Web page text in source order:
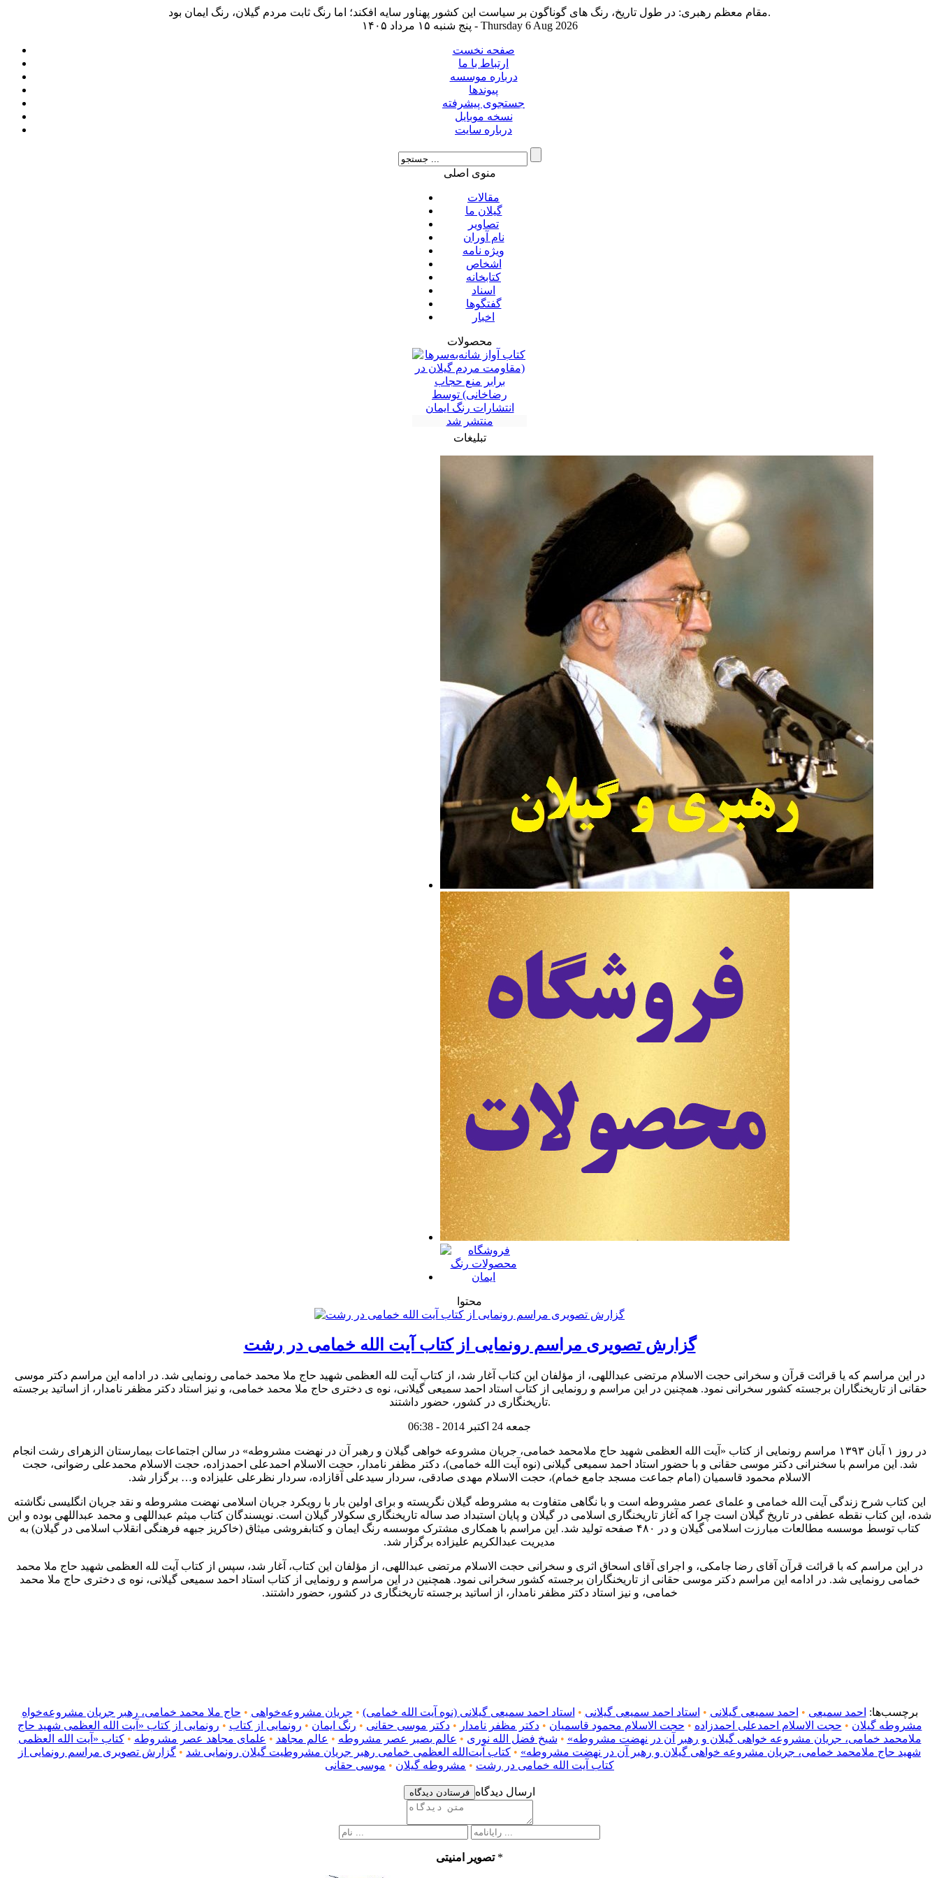
مقام معظم رهبری: در طول تاریخ، رنگ های گوناگون بر سیاست این کشور پهناور سایه افکند؛ اما رنگ ثابت مردم گیلان، رنگ ایمان بود.
پنج شنبه ۱۵ مرداد ۱۴۰۵ - Thursday 6 Aug 2026
صفحه نخست
ارتباط با ما
درباره موسسه
پیوندها
جستجوی پیشرفته
نسخه موبایل
درباره سایت
منوی اصلی
مقالات
گیلان ما
تصاویر
نام آوران
ویژه نامه
اشخاص
کتابخانه
اسناد
گفتگوها
اخبار
محصولات
تبلیغات
محتوا
گزارش تصویری مراسم رونمایی از کتاب آیت الله خمامی در رشت
در این مراسم که یا قرائت قرآن و سخرانی حجت الاسلام مرتضی عبداللهی، از مؤلفان این کتاب آغار شد، از کتاب آیت‌ لله العظمی شهید حاج ملا محمد خمامی رونمایی شد. در ادامه این مراسم دکتر موسی
حقانی از تاریخنگاران برجسته کشور سخرانی نمود. همچنین در این مراسم و رونمایی از کتاب استاد احمد سمیعی گیلانی، نوه ی دختری حاج ملا محمد خمامی، و نیز استاد دکتر مظفر نامدار، از اساتید برجسته
تاریخنگاری در کشور، حضور داشتند.
جمعه 24 اکتبر 2014 - 06:38
در روز ۱ آبان ۱۳۹۳ مراسم رونمایی از کتاب «آیت الله العظمی شهید حاج ملامحمد خمامی، جریان مشروعه خواهی گیلان و رهبر آن در نهضت مشروطه» در سالن اجتماعات بیمارستان الزهرای رشت انجام
شد. این مراسم با سخنرانی دکتر موسی حقانی و با حضور استاد احمد سمیعی گیلانی (نوه آیت الله خمامی)، دکتر مظفر نامدار، حجت الاسلام احمدعلی احمدزاده، حجت الاسلام محمدعلی رضوانی، حجت
الاسلام محمود قاسمیان (امام جماعت مسجد جامع خمام)، حجت الاسلام مهدی صادقی، سردار سیدعلی آقازاده، سردار نظرعلی علیزاده و… برگزار شد.
این کتاب شرح زندگی آیت الله خمامی و علمای عصر مشروطه است و با نگاهی متفاوت به مشروطه گیلان نگریسته و برای اولین بار با رویکرد جریان اسلامی نهضت مشروطه و نقد جریان انگلیسی نگاشته
شده، این کتاب نقطه عطفی در تاریخ گیلان است چرا که آغاز تاریخنگاری اسلامی در گیلان و پایان استبداد صد ساله تاریخنگاری سکولار گیلان است. نویسندگان کتاب میثم عبداللهی و محمد عبداللهی بوده و این
کتاب توسط موسسه مطالعات مبارزت اسلامی گیلان و در ۴۸۰ صفحه تولید شد. این مراسم با همکاری مشترک موسسه رنگ ایمان و کتابفروشی میثاق (خاکریز جبهه فرهنگی انقلاب اسلامی در گیلان) به
مدیریت عبدالکریم علیزاده برگزار شد.
در این مراسم که با قرائت قرآن آقای رضا جامکی، و اجرای آقای اسحاق اثری و سخرانی حجت الاسلام مرتضی عبداللهی، از مؤلفان این کتاب، آغار شد، سپس از کتاب آیت‌ لله العظمی شهید حاج ملا محمد
خمامی رونمایی شد. در ادامه این مراسم دکتر موسی حقانی از تاریخنگاران برجسته کشور سخرانی نمود. همچنین در این مراسم و رونمایی از کتاب استاد احمد سمیعی گیلانی، نوه ی دختری حاج ملا محمد
خمامی، و نیز استاد دکتر مظفر نامدار، از اساتید برجسته تاریخنگاری در کشور، حضور داشتند.
برچسب‌ها: احمد سمیعی • احمد سمیعی گیلانی • استاد احمد سمیعی گیلانی • استاد احمد سمیعی گیلانی (نوه آیت الله خمامی) • جریان مشروعه‌خواهی • حاج ملا محمد خمامی، رهبر جریان مشروعه‌خواهِ
مشروطه گیلان • حجت الاسلام احمدعلی احمدزاده • حجت الاسلام محمود قاسمیان •دکتر مظفر نامدار •دکتر موسی حقانی • رنگ ایمان • رونمایی از کتاب • رونمایی از کتاب «آیت الله العظمی شهید حاج
ملامحمد خمامی، جریان مشروعه خواهی گیلان و رهبر آن در نهضت مشروطه» • شیخ فضل الله نوری • عالم بصیر عصر مشروطه • عالم مجاهد • علمای مجاهد عصر مشروطه •کتاب «آیت الله العظمی
شهید حاج ملامحمد خمامی، جریان مشروعه خواهی گیلان و رهبر آن در نهضت مشروطه» • کتاب آیت‌الله العظمی خمامی رهبر جریان مشروطیت گیلان رونمایی شد • گزارش تصویری مراسم رونمایی از
کتاب آیت الله خمامی در رشت • مشروطه گیلان • موسی حقانی
فرستادن دیدگاه ارسال دیدگاه
تصویر امنیتی *